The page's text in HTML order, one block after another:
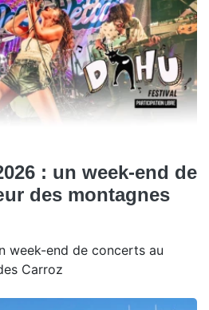
: un week-end de
des montagnes
week-end de concerts au
Carroz